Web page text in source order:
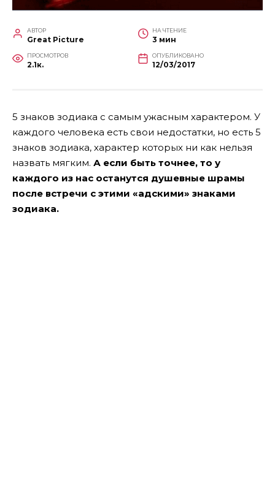
АВТОР
Great Picture
НА ЧТЕНИЕ
3 мин
ПРОСМОТРОВ
2.1к.
ОПУБЛИКОВАНО
12/03/2017
5 знаков зодиака с самым ужасным характером. У
каждого человека есть свои недостатки, но есть 5
знаков зодиака, характер которых ни как нельзя
назвать мягким. А если быть точнее, то у
каждого из нас останутся душевные шрамы
после встречи с этими «адскими» знаками
зодиака.